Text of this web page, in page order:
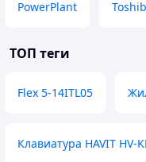
PowerPlant
ТОП теги
Flex 5-14ITL05
Клавиатура HAVIT HV-